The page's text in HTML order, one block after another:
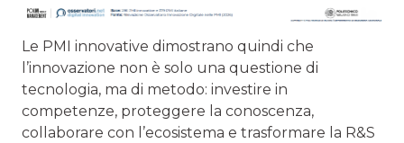
Le PMI innovative dimostrano quindi che
l’innovazione non è solo una questione di
tecnologia, ma di metodo: investire in
competenze, proteggere la conoscenza,
collaborare con l’ecosistema e trasformare la R&S